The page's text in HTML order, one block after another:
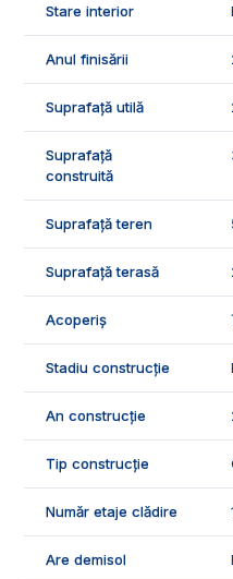
Exclusiv Imobiliare Alba!
ID Exclusiv - 2231217
Stare interior
Anul finisării
Suprafață utilă
Suprafață
construită
Suprafață teren
Suprafață terasă
Acoperiș
Stadiu construcție
An construcție
Tip construcție
Număr etaje clădire
Are demisol